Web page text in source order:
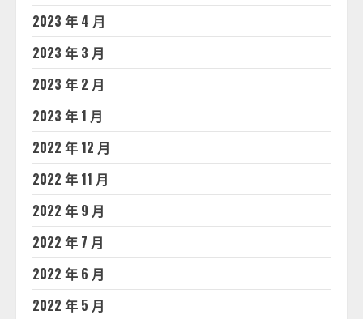
2023 年 4 月
2023 年 3 月
2023 年 2 月
2023 年 1 月
2022 年 12 月
2022 年 11 月
2022 年 9 月
2022 年 7 月
2022 年 6 月
2022 年 5 月